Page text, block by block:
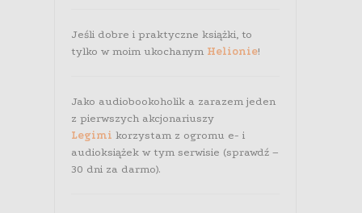
Jeśli dobre i praktyczne książki, to
tylko w moim ukochanym Helionie!
Jako audiobookoholik a zarazem jeden
z pierwszych akcjonariuszy
Legimi korzystam z ogromu e- i
audioksiążek w tym serwisie (sprawdź –
30 dni za darmo).